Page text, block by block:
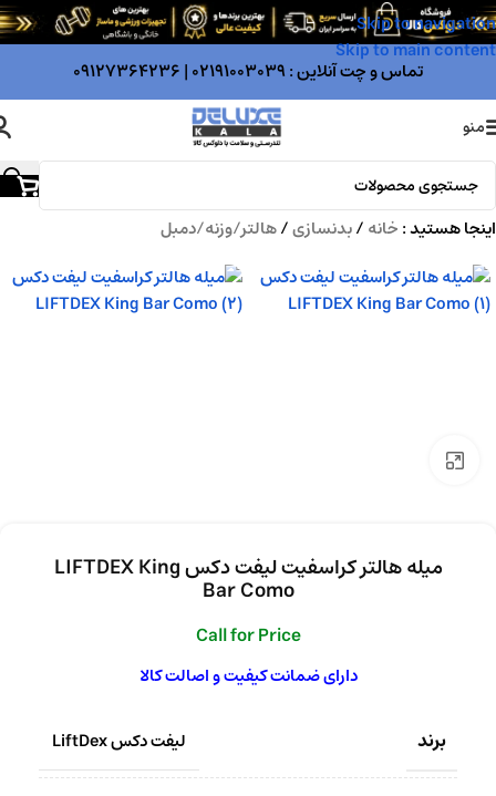
Skip to navigation
Skip to main content
تماس و چت آنلاین :02191003039
|
09127364236
منو
اینجا هستید :خانه/بدنسازی/هالتر/وزنه/دمبل
میله هالتر کراسفیت لیفت دکس LIFTDEX King
Bar Como
Call for Price
دارای ضمانت کیفیت و اصالت کالا
برند لیفت دکس LiftDex